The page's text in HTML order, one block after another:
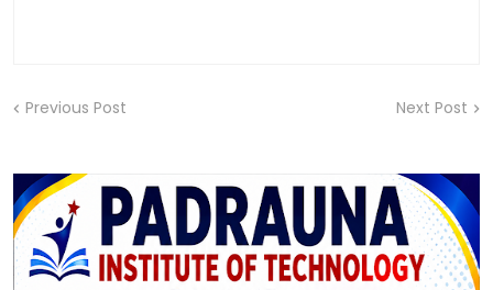
Previous Post Next Post